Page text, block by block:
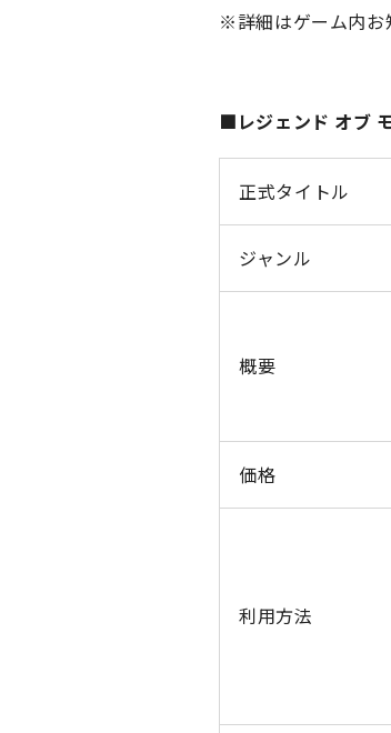
※詳細はゲーム内お
■レジェンド オブ
正式タイトル
ジャンル
概要
価格
利用方法